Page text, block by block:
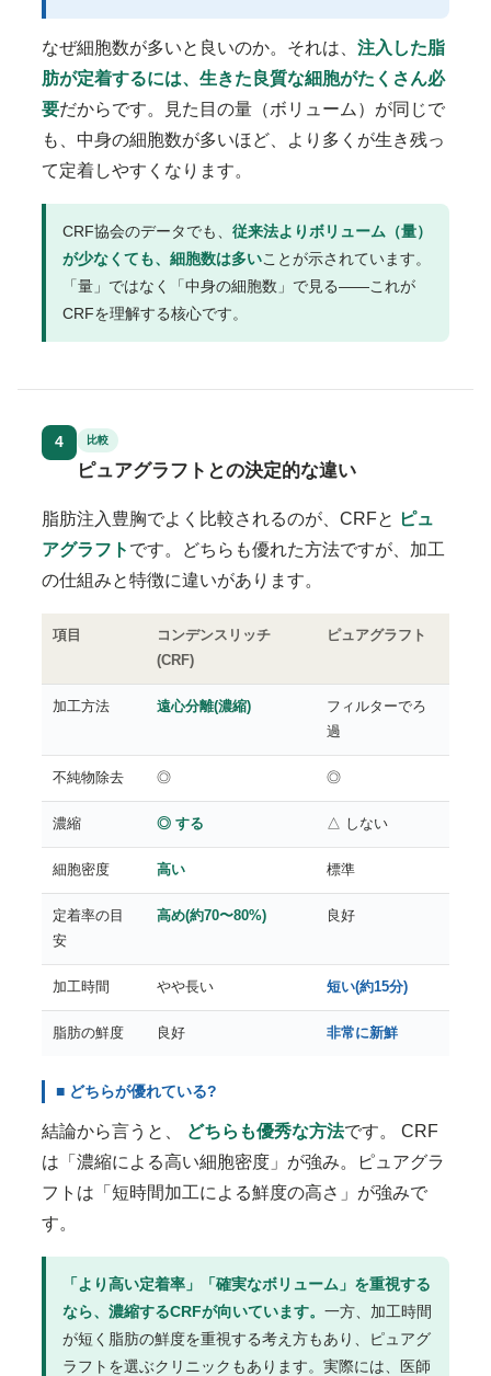
なぜ細胞数が多いと良いのか。それは、 注入した脂
肪が定着するには、生きた良質な細胞がたくさん必
要だからです。見た目の量（ボリューム）が同じで
も、中身の細胞数が多いほど、より多くが生き残っ
て定着しやすくなります。
CRF協会のデータでも、 従来法よりボリューム（量）
が少なくても、細胞数は多いことが示されています。
「量」ではなく「中身の細胞数」で見る——これが
CRFを理解する核心です。
4 比較
ピュアグラフトとの決定的な違い
脂肪注入豊胸でよく比較されるのが、CRFと ピュ
アグラフト です。どちらも優れた方法ですが、加工
の仕組みと特徴に違いがあります。
項目
コンデンスリッチ
(CRF)
ピュアグラフト
加工方法 遠心分離(濃縮)
フィルターでろ
過
不純物除去 ◎ ◎
濃縮 ◎ する △ しない
細胞密度 高い 標準
定着率の目
安
高め(約70〜80%) 良好
加工時間 やや長い 短い(約15分)
脂肪の鮮度 良好 非常に新鮮
■ どちらが優れている?
結論から言うと、 どちらも優秀な方法です。 CRF
は「濃縮による高い細胞密度」が強み。ピュアグラ
フトは「短時間加工による鮮度の高さ」が強みで
す。
「より高い定着率」「確実なボリューム」を重視する
なら、濃縮するCRFが向いています。 一方、加工時間
が短く脂肪の鮮度を重視する考え方もあり、ピュアグ
ラフトを選ぶクリニックもあります。実際には、医師